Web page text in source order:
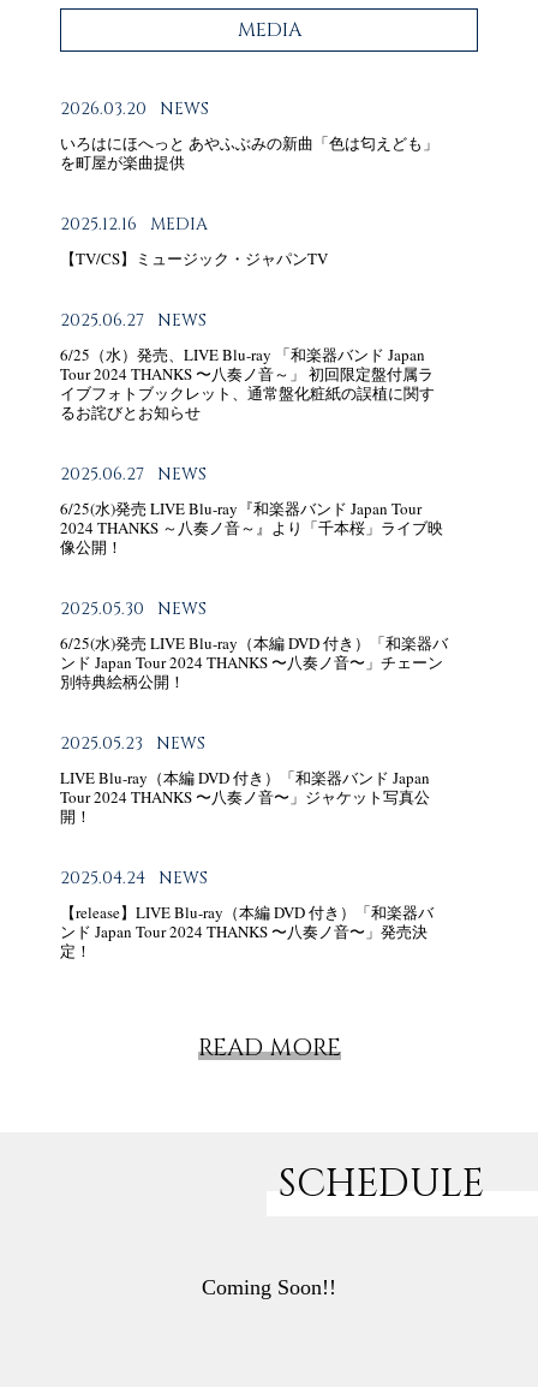
MEDIA
2026.03.20 NEWS
いろはにほへっと あやふぶみの新曲「色は匂えども」
を町屋が楽曲提供
2025.12.16 MEDIA
【TV/CS】ミュージック・ジャパンTV
2025.06.27 NEWS
6/25（水）発売、LIVE Blu-ray 「和楽器バンド Japan
Tour 2024 THANKS 〜八奏ノ音～」 初回限定盤付属ラ
イブフォトブックレット、通常盤化粧紙の誤植に関す
るお詫びとお知らせ
2025.06.27 NEWS
6/25(水)発売 LIVE Blu-ray『和楽器バンド Japan Tour
2024 THANKS ～八奏ノ音～』より「千本桜」ライブ映
像公開！
2025.05.30 NEWS
6/25(水)発売 LIVE Blu-ray（本編 DVD 付き）「和楽器バ
ンド Japan Tour 2024 THANKS 〜八奏ノ音〜」チェーン
別特典絵柄公開！
2025.05.23 NEWS
LIVE Blu-ray（本編 DVD 付き）「和楽器バンド Japan
Tour 2024 THANKS 〜八奏ノ音〜」ジャケット写真公
開！
2025.04.24 NEWS
【release】LIVE Blu-ray（本編 DVD 付き）「和楽器バ
ンド Japan Tour 2024 THANKS 〜八奏ノ音〜」発売決
定！
READ MORE
SCHEDULE
Coming Soon!!